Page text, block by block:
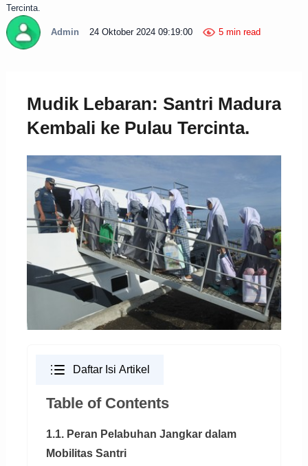
Tercinta.
Admin 24 Oktober 2024 09:19:00 5 min read
Mudik Lebaran: Santri Madura
Kembali ke Pulau Tercinta.
Daftar Isi Artikel
Table of Contents
1.1. Peran Pelabuhan Jangkar dalam
Mobilitas Santri